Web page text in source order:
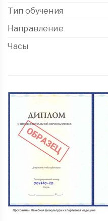
Тип обучения
Направление
Часы